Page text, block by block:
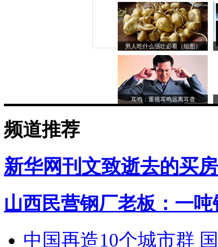
男人吃什么强壮必看（组图）
耳鸣：重视耳鸣远离耳聋
频道推荐
新华网刊文致逝去的买
山西民营钢厂老板：一
中国再造10个城市群